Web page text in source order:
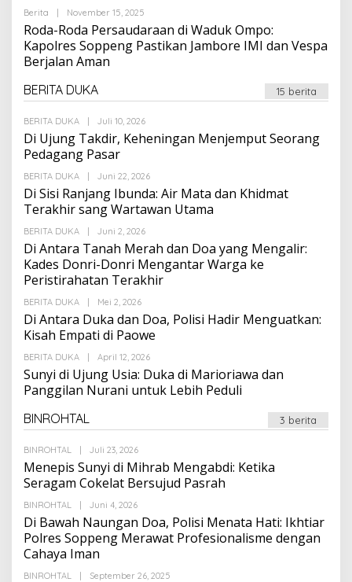
Berita November 15, 2025
Roda-Roda Persaudaraan di Waduk Ompo:
Kapolres Soppeng Pastikan Jambore IMI dan Vespa
Berjalan Aman
BERITA DUKA 15 berita
BERITA DUKA Juli 10, 2026Oleh
Di Ujung Takdir, Keheningan Menjemput Seorang
Pedagang Pasar
BERITA DUKA Juni 22, 2026Oleh
Di Sisi Ranjang Ibunda: Air Mata dan Khidmat
Terakhir sang Wartawan Utama
BERITA DUKA Juni 2, 2026Oleh
Di Antara Tanah Merah dan Doa yang Mengalir:
Kades Donri-Donri Mengantar Warga ke
Peristirahatan Terakhir
BERITA DUKA Mei 2, 2026Oleh
Di Antara Duka dan Doa, Polisi Hadir Menguatkan:
Kisah Empati di Paowe
BERITA DUKA April 12, 2026Oleh
Sunyi di Ujung Usia: Duka di Marioriawa dan
Panggilan Nurani untuk Lebih Peduli
BINROHTAL 3 berita
BINROHTAL Juli 23, 2026Oleh
Menepis Sunyi di Mihrab Mengabdi: Ketika
Seragam Cokelat Bersujud Pasrah
BINROHTAL Juni 4, 2026Oleh
Di Bawah Naungan Doa, Polisi Menata Hati: Ikhtiar
Polres Soppeng Merawat Profesionalisme dengan
Cahaya Iman
BINROHTAL September 26, 2025